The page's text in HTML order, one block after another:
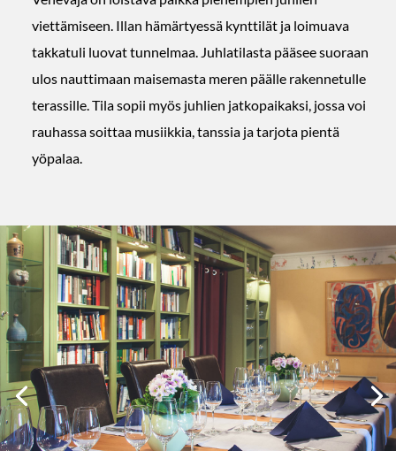
viettämiseen. Illan hämärtyessä kynttilät ja loimuava
takkatuli luovat tunnelmaa. Juhlatilasta pääsee suoraan
ulos nauttimaan maisemasta meren päälle rakennetulle
terassille. Tila sopii myös juhlien jatkopaikaksi, jossa voi
rauhassa soittaa musiikkia, tanssia ja tarjota pientä
yöpalaa.